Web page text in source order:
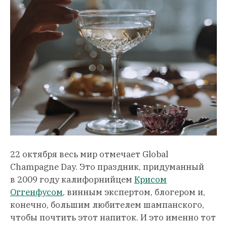
22 октября весь мир отмечает Global
Champagne Day. Это праздник, придуманный
в 2009 году калифорнийцем Крисом
Оггенфусом, винным экспертом, блогером и,
конечно, большим любителем шампанского,
чтобы почтить этот напиток. И это именно тот